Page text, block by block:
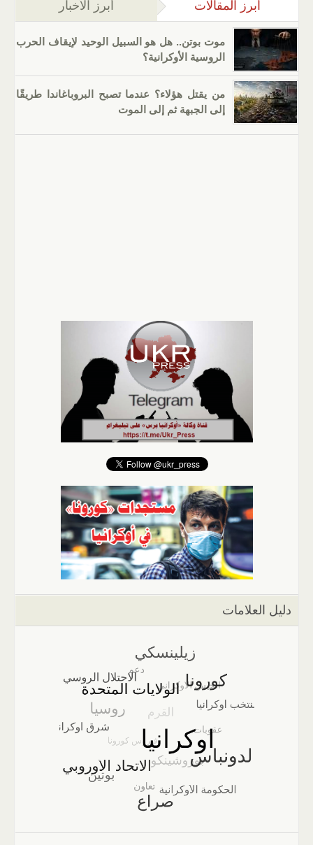
أبرز المقالات (علامة التبويب النشطة)
أبرز الأخبار
موت بوتن.. هل هو السبيل الوحيد لإيقاف الحرب
الروسية الأوكرانية؟
من يقتل هؤلاء؟ عندما تصبح البروباغاندا طريقًا
إلى الجبهة ثم إلى الموت
دليل العلامات